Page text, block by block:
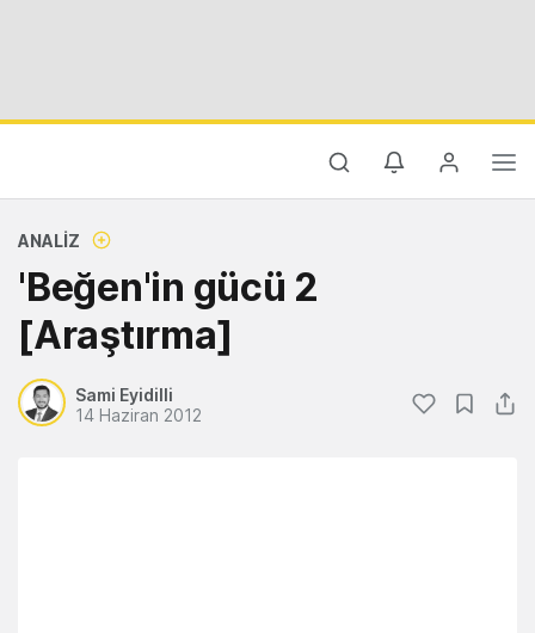
ANALIZ
'Beğen'in gücü 2
[Araştırma]
Sami Eyidilli
14 Haziran 2012